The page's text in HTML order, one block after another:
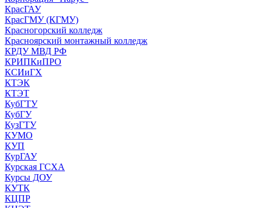
КрасГАУ
КрасГМУ (КГМУ)
Красногорский колледж
Красноярский монтажный колледж
КРДУ МВД РФ
КРИПКиПРО
КСИиГХ
КТЭК
КТЭТ
КубГТУ
КубГУ
КузГТУ
КУМО
КУП
КурГАУ
Курская ГСХА
Курсы ДОУ
КУТК
КЦПР